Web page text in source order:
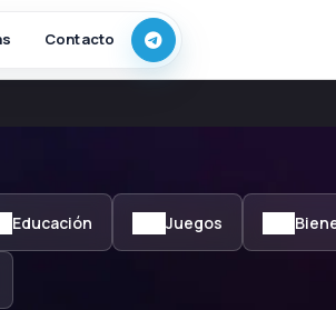
Contacto
Educación Juegos